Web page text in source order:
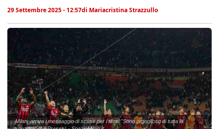
29 Settembre 2025 - 12:57di Mariacristina Strazzullo
Milan, arriva i messaggio di scuse per i tifosi "Sono orgoglioso di tutta la